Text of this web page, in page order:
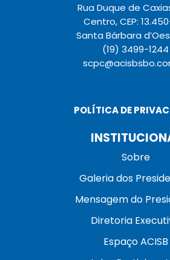
Rua Duque de
Centro, CEP:
Santa Bárbara
(19) 3499-1244
POLÍTICA DE
Sobre
Galeria dos
Mensagem do
Diretoria
Espaço ACISB